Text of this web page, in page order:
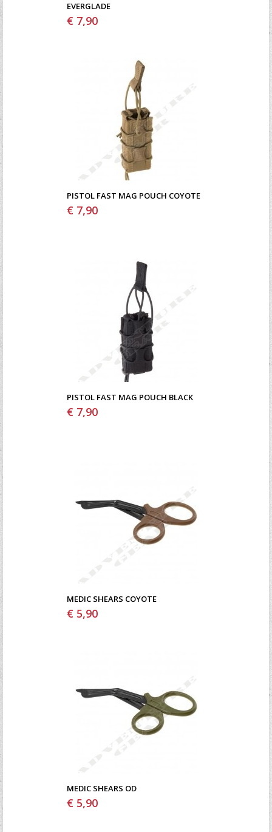
EVERGLADE
€ 7,90
PISTOL FAST MAG POUCH COYOTE
€ 7,90
PISTOL FAST MAG POUCH BLACK
€ 7,90
MEDIC SHEARS COYOTE
€ 5,90
MEDIC SHEARS OD
€ 5,90